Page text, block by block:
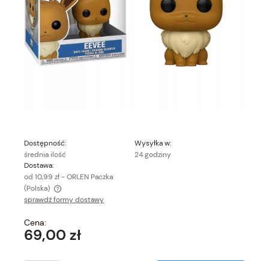
Dostępność:
średnia ilość
Wysyłka w:
24 godziny
Dostawa:
od 10,99 zł- ORLEN Paczka
(Polska)
Cena nie zawiera ewentualnych kosztów płatności
sprawdź formy dostawy
Cena:
69,00 zł